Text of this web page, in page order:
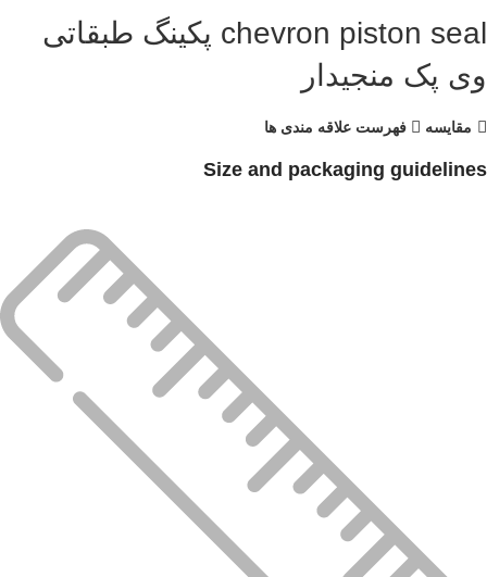
chevron piston seal پکینگ طبقاتی
وی پک منجیدار
مقایسه فهرست علاقه مندی ها
Size and packaging guidelines